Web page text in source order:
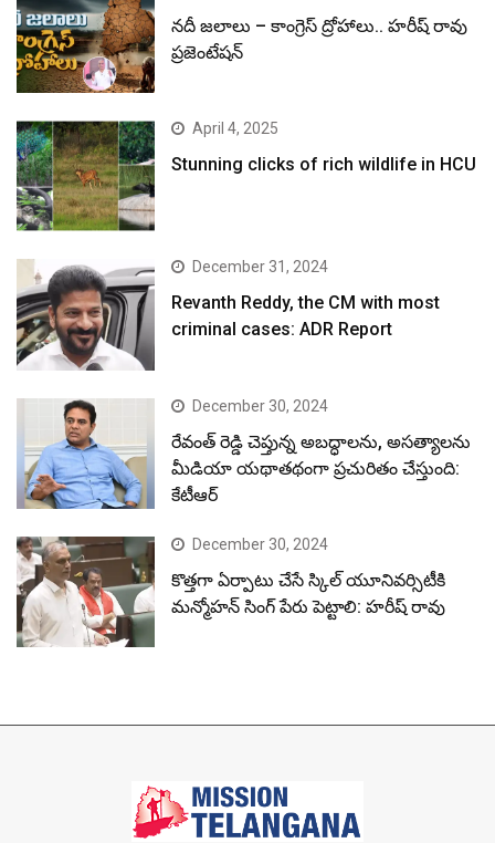
నదీ జలాలు – కాంగ్రెస్ ద్రోహాలు.. హరీష్ రావు
ప్రజెంటేషన్
April 4, 2025
Stunning clicks of rich wildlife in HCU
December 31, 2024
Revanth Reddy, the CM with most
criminal cases: ADR Report
December 30, 2024
రేవంత్ రెడ్డి చెప్తున్న అబద్ధాలను, అసత్యాలను
మీడియా యథాతథంగా ప్రచురితం చేస్తుంది:
కేటీఆర్
December 30, 2024
కొత్తగా ఏర్పాటు చేసే స్కిల్ యూనివర్సిటీకి
మన్మోహన్ సింగ్ పేరు పెట్టాలి: హరీష్ రావు